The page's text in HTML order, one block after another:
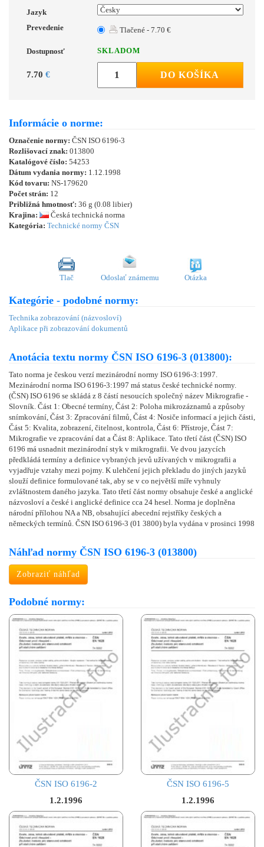
Jazyk
Prevedenie
Tlačené - 7.70 €
Dostupnosť SKLADOM
7.70 € DO KOŠÍKA
Informácie o norme:
Označenie normy: ČSN ISO 6196-3
Rozlišovací znak: 013800
Katalógové číslo: 54253
Dátum vydania normy: 1.12.1998
Kód tovaru: NS-179620
Počet strán: 12
Približná hmotnosť: 36 g (0.08 libier)
Krajina:
Česká technická norma
Kategória: Technické normy ČSN
Tlač Odoslať známemu Otázka
Kategórie - podobné normy:
Technika zobrazování (názvosloví)
Aplikace při zobrazování dokumentů
Anotácia textu normy ČSN ISO 6196-3 (013800):
Tato norma je českou verzí mezinárodní normy ISO 6196-3:1997.
Mezinárodní norma ISO 6196-3:1997 má status české technické normy.
(ČSN) ISO 6196 se skládá z 8 částí nesoucích společný název Mikrografie -
Slovník. Část 1: Obecné termíny, Část 2: Poloha mikrozáznamů a způsoby
snímkování, Část 3: Zpracování filmů, Část 4: Nosiče informací a jejich části,
Část 5: Kvalita, zobrazení, čitelnost, kontrola, Část 6: Přístroje, Část 7:
Mikrografie ve zpracování dat a Část 8: Aplikace. Tato třetí část (ČSN) ISO
6196 má usnadnit mezinárodní styk v mikrografii. Ve dvou jazycích
předkládá termíny a definice vybraných jevů užívaných v mikrografii a
vyjadřuje vztahy mezi pojmy. K ulehčení jejich překladu do jiných jazyků
slouží definice formulované tak, aby se v co největší míře vyhnuly
zvláštnostem daného jazyka. Tato třetí část normy obsahuje české a anglické
názvosloví a české i anglické definice cca 24 hesel. Norma je doplněna
národní přílohou NA a NB, obsahující abecední rejstříky českých a
německých termínů. ČSN ISO 6196-3 (01 3800) byla vydána v prosinci 1998
Náhľad normy ČSN ISO 6196-3 (013800)
Zobraziť náhľad
Podobné normy:
ČSN ISO 6196-2
1.2.1996
ČSN ISO 6196-5
1.2.1996